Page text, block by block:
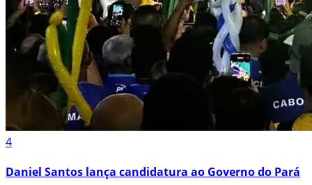
4
Daniel Santos lança candidatura ao Governo do Pará